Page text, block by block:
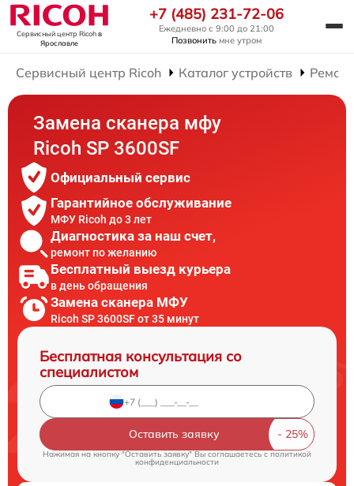
Сервисный центр Ricohв
Ярославле
+7 (485) 231-72-06
Ежедневно с 9:00 до 21:00
Позвонить мне утром
Сервисный центр Ricoh Каталог устройств
Замена сканера мфу
Ricoh SP 3600SF
Официальный сервис
Гарантийное обслуживание
МФУ Ricoh до 3 лет
Диагностика за наш счет,
ремонт по желанию
Бесплатный выезд курьера
в день обращения
Замена сканера МФУ
Ricoh SP 3600SF от 35 минут
Бесплатная консультация со
специалистом
Оставить заявку
Нажимая на кнопку "Оставить заявку" Вы соглашаетесь c политикой
конфиденциальности